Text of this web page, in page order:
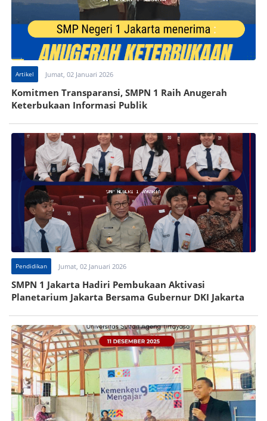
Artikel Jumat, 02 Januari 2026
Komitmen Transparansi, SMPN 1 Raih Anugerah
Keterbukaan Informasi Publik
Pendidikan Jumat, 02 Januari 2026
SMPN 1 Jakarta Hadiri Pembukaan Aktivasi
Planetarium Jakarta Bersama Gubernur DKI Jakarta